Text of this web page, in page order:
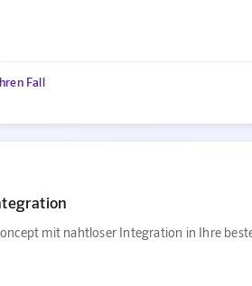
Fall
mit nahtloser Integration in Ihre